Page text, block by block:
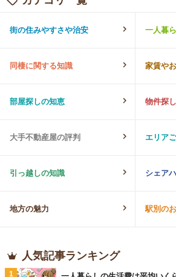
街の住みやすさや治安 一人暮
同棲に関する知識 家賃や
部屋探しの知恵 物件探
大手不動産屋の評判 エリア
引っ越しの知識 シェア
地方の魅力 駅別の
人気記事ランキング
1